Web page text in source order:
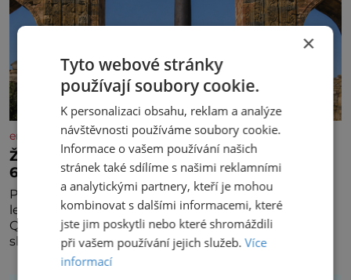
enigmaplus.cz
Železný zázrak z Indie: Proč tento sloup už 1
600 let nezná rez?
Představa, že železo musí na dešti během několika
let zrezivět, bere v Dillí za své. Uprostřed komplexu
Qutb stojí více než sedm metrů vysoký železný
sloup, který už přibližně 1 600 let odolává počasí
×
Tyto webové stránky
používají soubory cookie.
K personalizaci obsahu, reklam a analýze
návštěvnosti používáme soubory cookie.
Informace o vašem používání našich
stránek také sdílíme s našimi reklamními
a analytickými partnery, kteří je mohou
kombinovat s dalšími informacemi, které
jste jim poskytli nebo které shromáždili
při vašem používání jejich služeb.Více
informací